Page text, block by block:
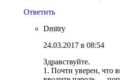
Ответить
Dmitry
24.03.2017 в 08:54
Здравствуйте.
1. Почти уверен, что